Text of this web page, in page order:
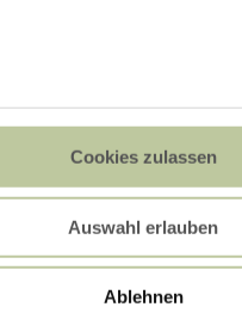
Cookies zulassen
Auswahl erlauben
Ablehnen
Galerie öffnen